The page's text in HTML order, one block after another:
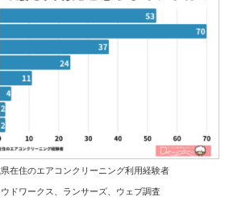
在住のエアコンクリーニング利用経験者
ドワークス、ランサーズ、ウェブ調査